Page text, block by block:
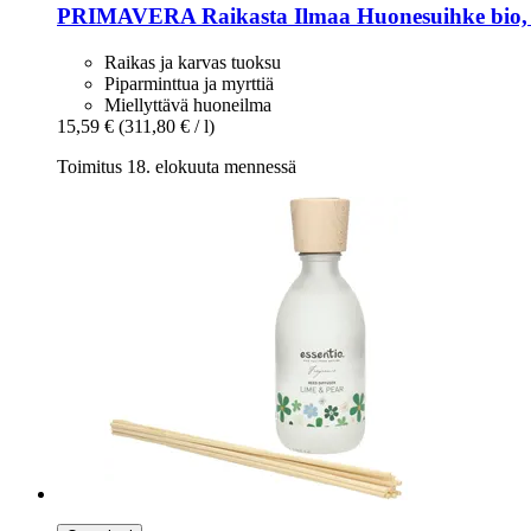
PRIMAVERA Raikasta Ilmaa Huonesuihke
Raikas ja karvas tuoksu
Piparminttua ja myrttiä
Miellyttävä huoneilma
15,59 € (311,80 € / l)
Toimitus 18. elokuuta mennessä